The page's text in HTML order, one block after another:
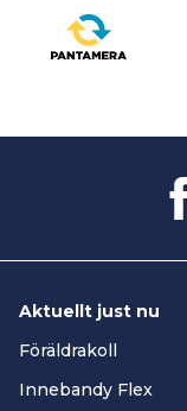
Aktuellt just nu
Föräldrakoll
Innebandy Flex